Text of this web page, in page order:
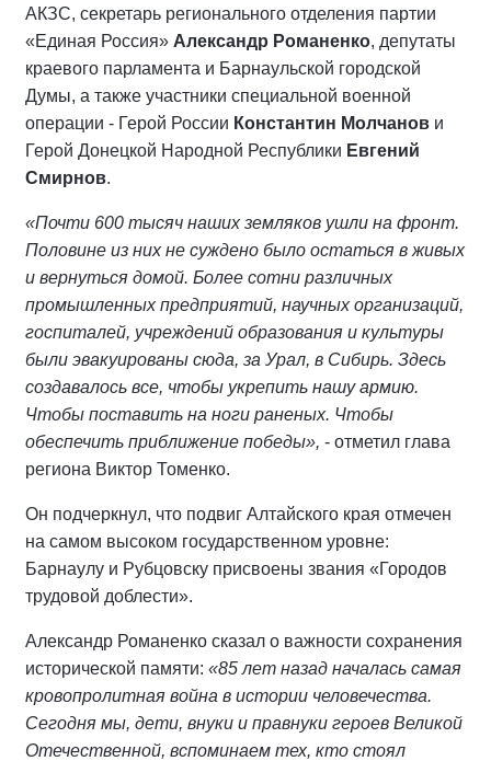
АКЗС, секретарь регионального отделения партии
«Единая Россия» Александр Романенко, депутаты
краевого парламента и Барнаульской городской
Думы, а также участники специальной военной
операции - Герой России Константин Молчанов и
Герой Донецкой Народной Республики Евгений
Смирнов.
«Почти 600 тысяч наших земляков ушли на фронт.
Половине из них не суждено было остаться в живых
и вернуться домой. Более сотни различных
промышленных предприятий, научных организаций,
госпиталей, учреждений образования и культуры
были эвакуированы сюда, за Урал, в Сибирь. Здесь
создавалось все, чтобы укрепить нашу армию.
Чтобы поставить на ноги раненых. Чтобы
обеспечить приближение победы», - отметил глава
региона Виктор Томенко.
Он подчеркнул, что подвиг Алтайского края отмечен
на самом высоком государственном уровне:
Барнаулу и Рубцовску присвоены звания «Городов
трудовой доблести».
Александр Романенко сказал о важности сохранения
исторической памяти: «85 лет назад началась самая
кровопролитная война в истории человечества.
Сегодня мы, дети, внуки и правнуки героев Великой
Отечественной, вспоминаем тех, кто стоял